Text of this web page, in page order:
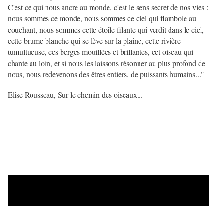
C'est ce qui nous ancre au monde, c'est le sens secret de nos vies :
nous sommes ce monde, nous sommes ce ciel qui flamboie au
couchant, nous sommes cette étoile filante qui verdit dans le ciel,
cette brume blanche qui se lève sur la plaine, cette rivière
tumultueuse, ces berges mouillées et brillantes, cet oiseau qui
chante au loin, et si nous les laissons résonner au plus profond de
nous, nous redevenons des êtres entiers, de puissants humains..."
Elise Rousseau, Sur le chemin des oiseaux...